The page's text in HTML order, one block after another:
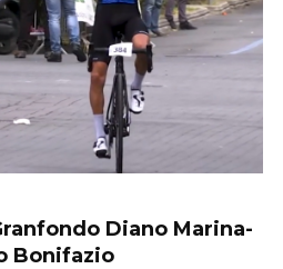
Diano Marina-
Bonifazio